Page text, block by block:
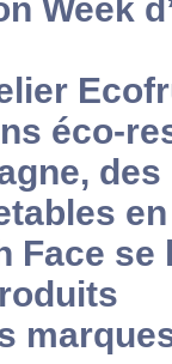
Week
éco-
Face se